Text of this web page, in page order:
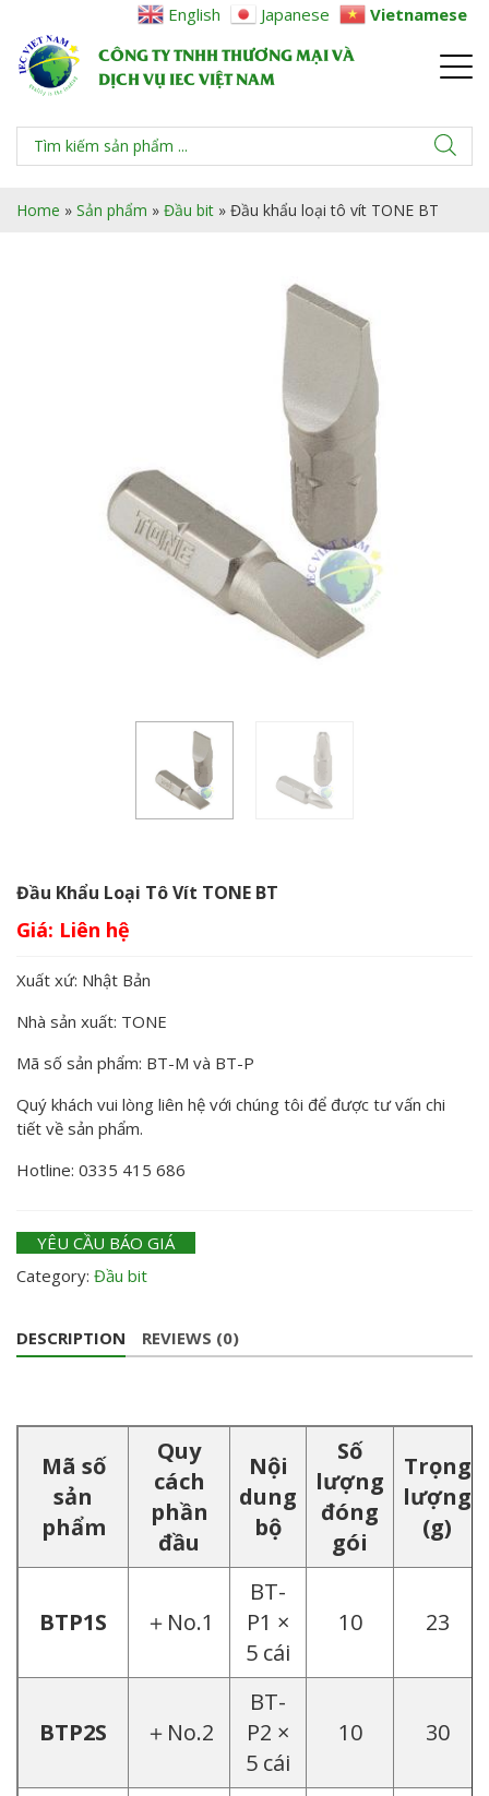
CÔNG TY TNHH THƯƠNG MẠI VÀ
DỊCH VỤ IEC VIỆT NAM
Home » Sản phẩm » Đầu bit » Đầu khẩu loại tô vít TONE BT
Đầu Khẩu Loại Tô Vít TONE BT
Giá:
Xuất xứ: Nhật Bản
Nhà sản xuất: TONE
Mã số sản phẩm: BT-M và BT-P
Quý khách vui lòng liên hệ với chúng tôi để được tư vấn chi
tiết về sản phẩm.
Hotline: 0335 415 686
YÊU CẦU BÁO GIÁ
Category: Đầu bit
DESCRIPTION REVIEWS (0)
Mã số
sản
phẩm
Quy
cách
phần
đầu
Nội
dung
bộ
Số
lượng
đóng
gói
Trọng
lượng
(g)
BTP1S ＋No.1
BT-
P1 ×
5 cái
10 23
BTP2S ＋No.2
BT-
P2 ×
5 cái
10 30
English Japanese Vietnamese